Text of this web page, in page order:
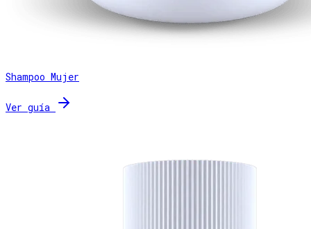
Shampoo Mujer
Ver guía